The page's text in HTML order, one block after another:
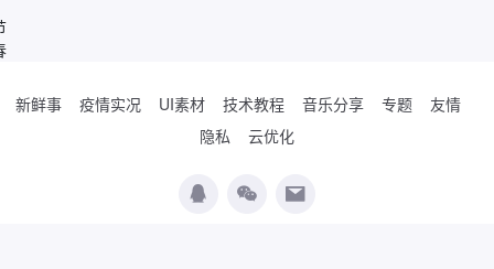
新鲜事 疫情实况 UI素材 技术教程 音乐分享 专题
友情
隐私
云优化